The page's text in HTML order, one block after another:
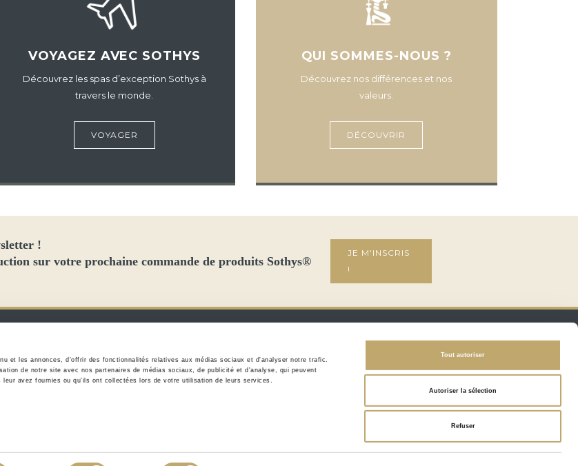
et les annonces, d'offrir des fonctionnalités relatives aux médias sociaux et d'analyser notre trafic.
de notre site avec nos partenaires de médias sociaux, de publicité et d'analyse, qui peuvent
avez fournies ou qu'ils ont collectées lors de votre utilisation de leurs services.
Tout autoriser
Autoriser la sélection
Refuser
VOYAGEZ AVEC SOTHYS
Découvrez les spas d’exception Sothys à
travers le monde.
VOYAGER
QUI SOMMES-NOUS ?
Découvrez nos différences et nos
valeurs.
DÉCOUVRIR
!
sur votre prochaine commande de produits Sothys®
JE M'INSCRIS
!
Le groupe
Les points de vente
Mon compte
Aide & contact
ESPACE PROFESSIONNEL
DEVENEZ PARTENAIRE
Consignes de tri